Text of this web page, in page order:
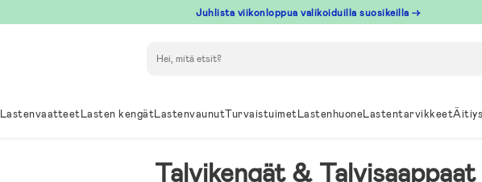
Juhlista viikonloppua valikoiduilla suosikeilla →
LastenvaatteetLasten kengätLastenvaunutTurvaistuimetLastenhuoneLastentarvikkeet
Talvikengät & Talvisaappaat